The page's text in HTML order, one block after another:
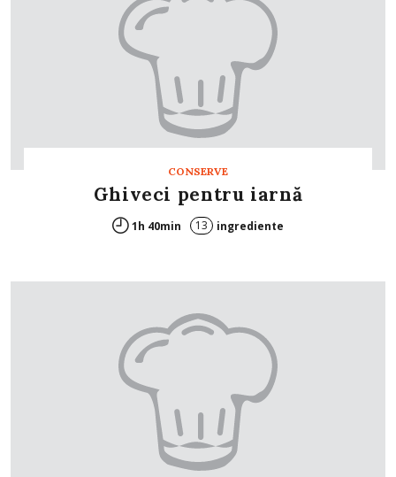
CONSERVE
Ghiveci pentru iarnă
1h 40min 13 ingrediente